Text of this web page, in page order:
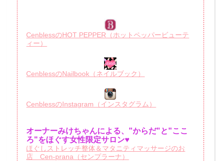
CenblessのHOT PEPPER（ホットペッパービューテ
ィー）
CenblessのNailbook（ネイルブック）
CenblessのInstagram（インスタグラム）
オーナーみけちゃんによる、"からだ"と"ここ
ろ"をほぐす女性限定サロン♥
ほぐしストレッチ整体＆マタニティマッサージのお
店 Cen-prana（センプラーナ）